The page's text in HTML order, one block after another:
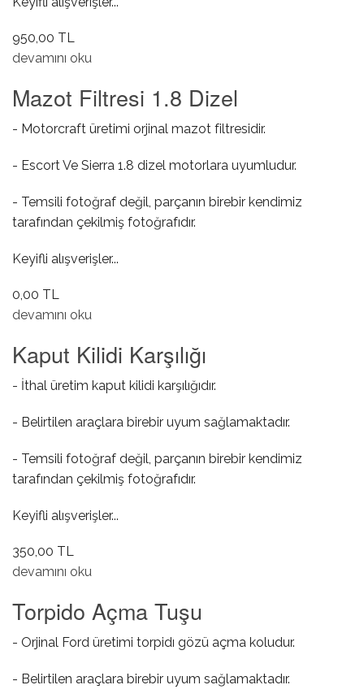
950,00 TL
Tavan Lambası hakkında
devamını oku
Mazot Filtresi 1.8 Dizel
- Motorcraft üretimi orjinal mazot filtresidir.
- Escort Ve Sierra 1.8 dizel motorlara uyumludur.
- Temsili fotoğraf değil, parçanın birebir kendimiz
tarafından çekilmiş fotoğrafıdır.
Keyifli alışverişler...
0,00 TL
Mazot Filtresi 1.8 Dizel hakkında
devamını oku
Kaput Kilidi Karşılığı
- İthal üretim kaput kilidi karşılığıdır.
- Belirtilen araçlara birebir uyum sağlamaktadır.
- Temsili fotoğraf değil, parçanın birebir kendimiz
tarafından çekilmiş fotoğrafıdır.
Keyifli alışverişler...
350,00 TL
Kaput Kilidi Karşılığı hakkında
devamını oku
Torpido Açma Tuşu
- Orjinal Ford üretimi torpidı gözü açma koludur.
- Belirtilen araçlara birebir uyum sağlamaktadır.